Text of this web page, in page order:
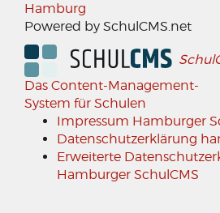
Hamburg
Powered by SchulCMS.net
Das Content-Management-
System für Schulen
Impressum Hamburger
Datenschutzerklärung
Erweiterte
Hamburger SchulCMS